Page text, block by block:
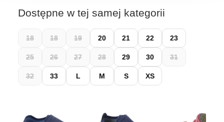
Dostępne w tej samej kategorii
18 18 19 20 21 22 23
25 26 27 28 29 30 31
32 33 L M S XS